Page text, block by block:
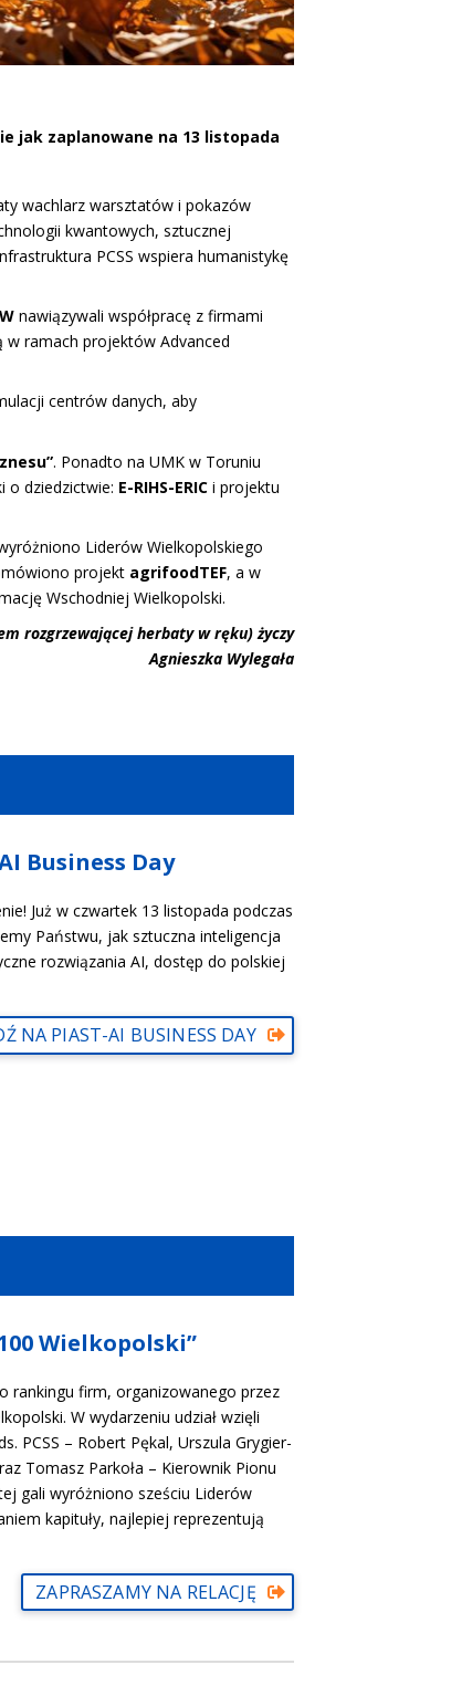
jak zaplanowane na 13 listopada
wachlarz warsztatów i pokazów
kwantowych, sztucznej
PCSS wspiera humanistykę
nawiązywali współpracę z firmami
ramach projektów Advanced
centrów danych, aby
. Ponadto na UMK w Toruniu
o dziedzictwie: E-RIHS-ERIC i projektu
Liderów Wielkopolskiego
projekt agrifoodTEF, a w
Wschodniej Wielkopolski.
rozgrzewającej herbaty w ręku) życzy
Agnieszka Wylegała
Business Day
Już w czwartek 13 listopada podczas
Państwu, jak sztuczna inteligencja
rozwiązania AI, dostęp do polskiej
NA PIAST-AI BUSINESS DAY
Wielkopolski”
rankingu firm, organizowanego przez
W wydarzeniu udział wzięli
PCSS – Robert Pękal, Urszula Grygier-
Tomasz Parkoła – Kierownik Pionu
gali wyróżniono sześciu Liderów
kapituły, najlepiej reprezentują
ZAPRASZAMY NA RELACJĘ